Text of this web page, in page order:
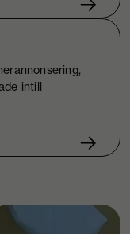
intill